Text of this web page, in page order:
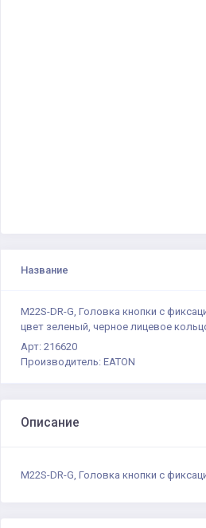
Название
M22S-DR-G, Головка кнопки с
цвет зеленый, черное лицевое
Арт: 216620
Производитель: EATON
Описание
M22S-DR-G, Головка кнопки с